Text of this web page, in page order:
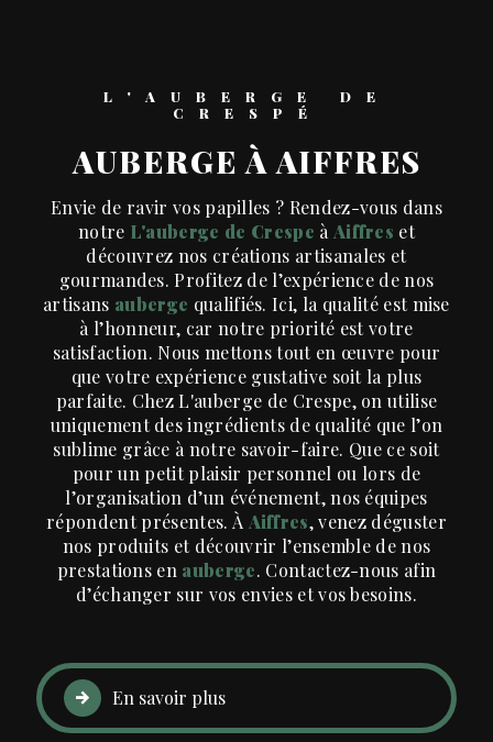
L'AUBERGE DE
CRESPÉ
AUBERGE À AIFFRES
Envie de ravir vos papilles ? Rendez-vous dans
notre L'auberge de Crespe à Aiffres et
découvrez nos créations artisanales et
gourmandes. Profitez de l’expérience de nos
artisans auberge qualifiés. Ici, la qualité est mise
à l’honneur, car notre priorité est votre
satisfaction. Nous mettons tout en œuvre pour
que votre expérience gustative soit la plus
parfaite. Chez L'auberge de Crespe, on utilise
uniquement des ingrédients de qualité que l’on
sublime grâce à notre savoir-faire. Que ce soit
pour un petit plaisir personnel ou lors de
l’organisation d’un événement, nos équipes
répondent présentes. À Aiffres, venez déguster
nos produits et découvrir l’ensemble de nos
prestations en auberge. Contactez-nous afin
d’échanger sur vos envies et vos besoins.
En savoir plus